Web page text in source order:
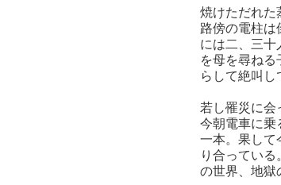
焼けただれた
路傍の電柱は
には二、三十
を母を尋ね
らして絶叫し
若し罹災に会
今朝電車に乗
一本。果して
り合ってい
の世界、地獄